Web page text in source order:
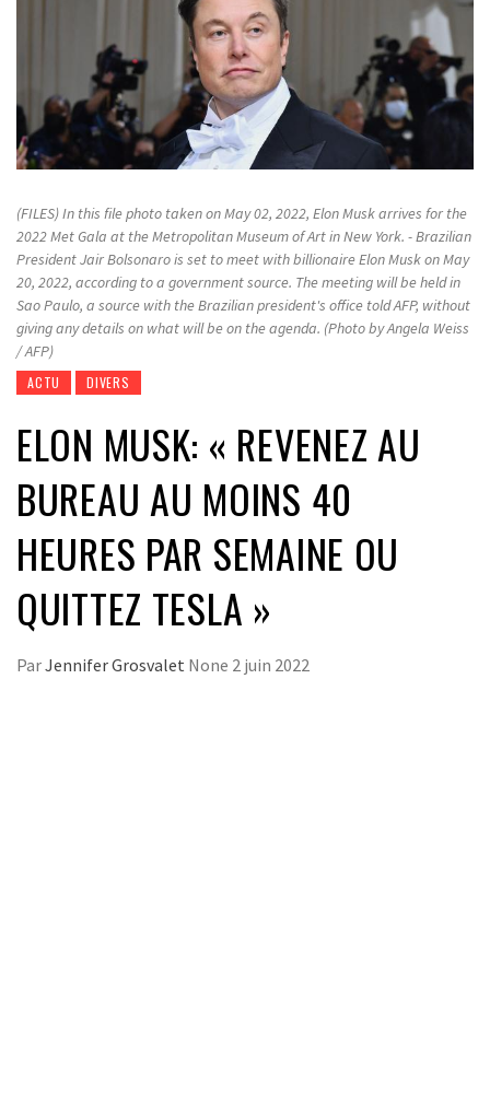
(FILES) In this file photo taken on May 02, 2022, Elon Musk arrives for the
2022 Met Gala at the Metropolitan Museum of Art in New York. - Brazilian
President Jair Bolsonaro is set to meet with billionaire Elon Musk on May
20, 2022, according to a government source. The meeting will be held in
Sao Paulo, a source with the Brazilian president's office told AFP, without
giving any details on what will be on the agenda. (Photo by Angela Weiss
/ AFP)
ACTU DIVERS
ELON MUSK: « REVENEZ AU
BUREAU AU MOINS 40
HEURES PAR SEMAINE OU
QUITTEZ TESLA »
ParJennifer Grosvalet None 2 juin 2022